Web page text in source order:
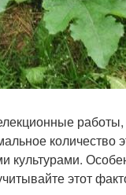
количество
культурами.
этот